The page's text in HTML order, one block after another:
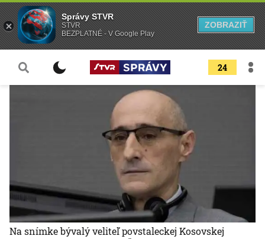
24
Na snímke bývalý veliteľ povstaleckej Kosovskej
Správy STVR
STVR
BEZPLATNÉ - V Google Play
ZOBRAZIŤ